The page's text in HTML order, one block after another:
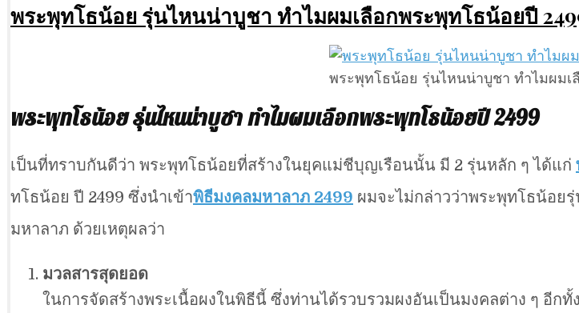
พระพุทโธน้อย รุ่นไหนน่าบูชา ทำไมผมเลือกพระพุทโธน้อยปี
พระพุทโธน้อย รุ่นไหนน่าบูชา ทำไมผม
พระพุทโธน้อย รุ่นไหนน่าบูชา ทำไมผมเลือกพระพุทโธน้อยปี 2499
เป็นที่ทราบกันดีว่า พระพุทโธน้อยที่สร้างในยุคแม่ชีบุญเรือนนั้น มี 2 รุ่นหลัก ๆ ได้แก่
ทโธน้อย ปี 2499 ซึ่งนำเข้าพิธีมงคลมหาลาภ 2499 ผมจะไม่กล่าวว่าพระพุทโธน้อย
มหาลาภ ด้วยเหตุผลว่า
มวลสารสุดยอด
ในการจัดสร้างพระเนื้อผงในพิธีนี้ ซึ่งท่านได้รวบรวมผงอันเป็นมงคลต่าง ๆ อี